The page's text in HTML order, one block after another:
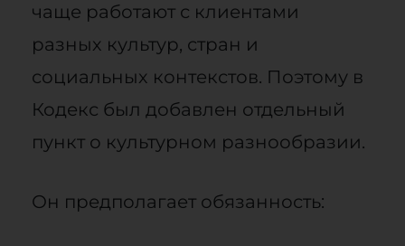
чаще работают с клиентами
разных культур, стран и
социальных контекстов. Поэтому в
Кодекс был добавлен отдельный
пункт о культурном разнообразии.
Он предполагает обязанность: